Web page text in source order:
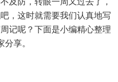
及防，转眼一周又过去了，
，这时就需要我们认真地写
记呢？下面是小编精心整理
享。